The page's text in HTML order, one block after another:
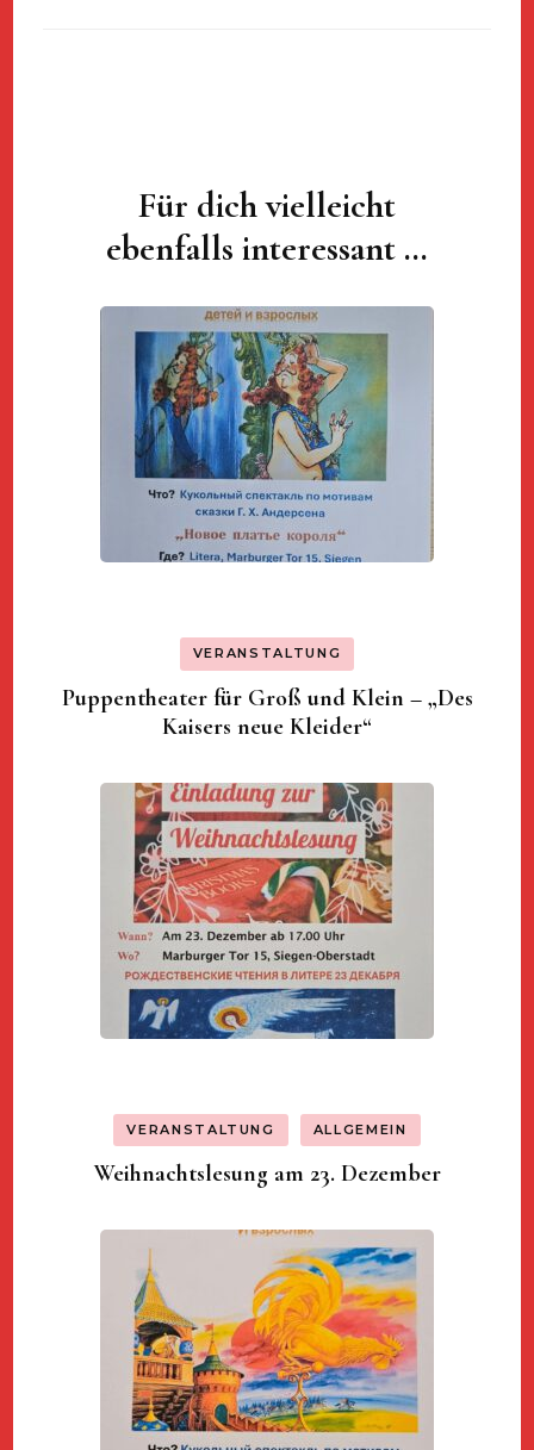
BeitragsnavigationFür dich vielleicht
ebenfalls interessant …
VERANSTALTUNG
Puppentheater für Groß und Klein – „Des
Kaisers neue Kleider“
VERANSTALTUNG ALLGEMEIN
Weihnachtslesung am 23. Dezember